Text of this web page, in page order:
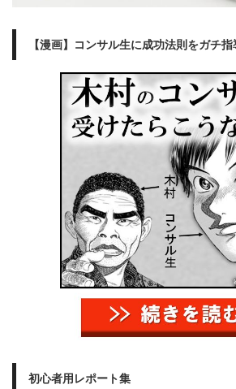
【漫画】コンサル生に成功法則をガチ指
初心者用レポート集